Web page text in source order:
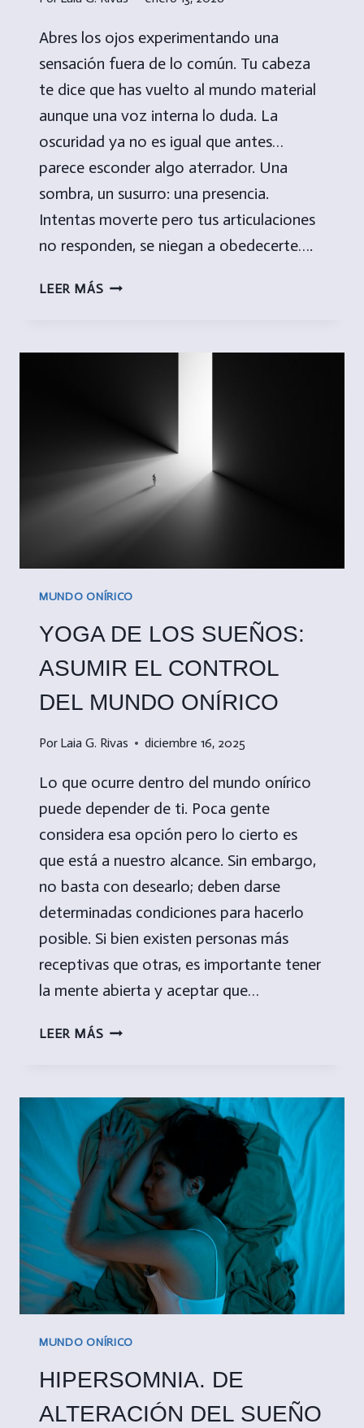
Abres los ojos experimentando una
sensación fuera de lo común. Tu cabeza
te dice que has vuelto al mundo material
aunque una voz interna lo duda. La
oscuridad ya no es igual que antes…
parece esconder algo aterrador. Una
sombra, un susurro: una presencia.
Intentas moverte pero tus articulaciones
no responden, se niegan a obedecerte….
LEER MÁS PARÁLISIS
MUNDO ONÍRICO
YOGA DE LOS SUEÑOS:
ASUMIR EL CONTROL
DEL MUNDO ONÍRICO
Por Laia G. Rivas diciembre 16, 2025
Lo que ocurre dentro del mundo onírico
puede depender de ti. Poca gente
considera esa opción pero lo cierto es
que está a nuestro alcance. Sin embargo,
no basta con desearlo; deben darse
determinadas condiciones para hacerlo
posible. Si bien existen personas más
receptivas que otras, es importante tener
la mente abierta y aceptar que…
LEER MÁS YOGA
ASUMIR
EL
CONTROL
DEL
MUNDO
ONÍRICO
MUNDO ONÍRICO
HIPERSOMNIA. DE
ALTERACIÓN DEL SUEÑO